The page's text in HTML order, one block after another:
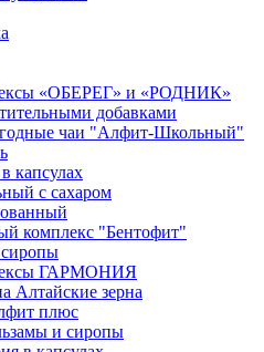
«ОБЕРЕГ» и «РОДНИК»
добавками
чаи "Алфит-Школьный"
капсулах
с сахаром
комплекс "Бентофит"
ГАРМОНИЯ
Алтайские зерна
плюс
и сиропы